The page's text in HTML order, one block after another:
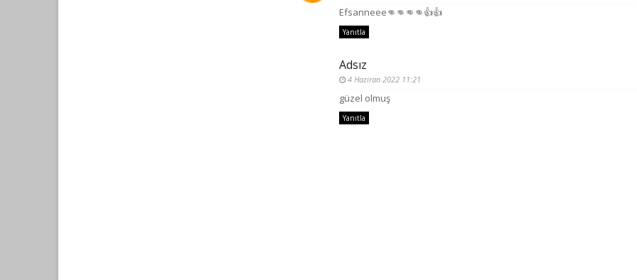
Efsanneee👊👊👊👊👍👍
Yanıtla
Adsız
4 Haziran 2022 11:21
güzel olmuş
Yanıtla